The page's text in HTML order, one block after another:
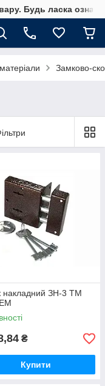
Будь ласка
Замково-
накладний ЗН-3 ТМ
₴
Купити